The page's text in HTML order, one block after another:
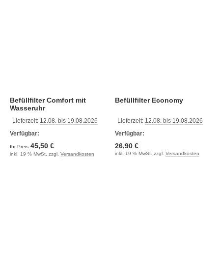
Befüllfilter Comfort mit
Wasseruhr
Lieferzeit: 12.08. bis 19.08.2026
Verfügbar:
Ihr Preis 45,50 €
inkl. 19 % MwSt. zzgl. Versandkosten
Befüllfilter Economy
Lieferzeit: 12.08. bis 19.08.2026
Verfügbar:
26,90 €
inkl. 19 % MwSt. zzgl. Versandkosten